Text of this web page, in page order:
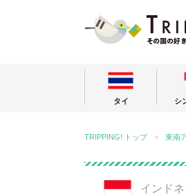
タイ シ
TRIPPING! トップ 東南
インド